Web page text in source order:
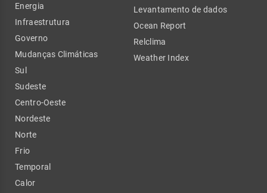
Energia
Infraestrutura
Governo
Mudanças Climáticas
Sul
Sudeste
Centro-Oeste
Nordeste
Norte
Frio
Temporal
Calor
Levantamento de dados
Ocean Report
Relclima
Weather Index